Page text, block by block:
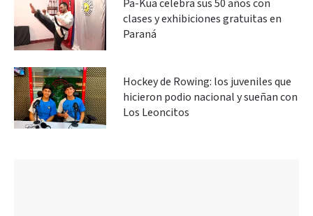
Pa-Kua celebra sus 50 años con
clases y exhibiciones gratuitas en
Paraná
Hockey de Rowing: los juveniles que
hicieron podio nacional y sueñan con
Los Leoncitos